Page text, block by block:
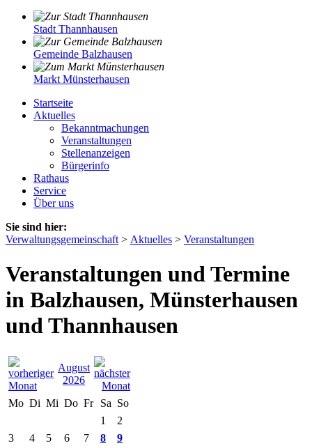
Stadt Thannhausen
Gemeinde Balzhausen
Markt Münsterhausen
Startseite
Aktuelles
Bekanntmachungen
Veranstaltungen
Stellenanzeigen
Bürgerinfo
Rathaus
Service
Über uns
Sie sind hier:
Verwaltungsgemeinschaft > Aktuelles > Veranstaltungen
Veranstaltungen und Termine
in Balzhausen, Münsterhausen
und Thannhausen
August
2026
Mo Di Mi Do Fr Sa So
1
2
3
4 5 6 7 8
9